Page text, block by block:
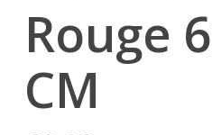
Rouge
CM